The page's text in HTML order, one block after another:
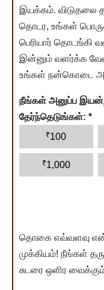
இயக்கம்.
தொடர, உங்கள்
பெரியார் தொடங்கி
இன்னும் வளர்க்க
உங்கள் நன்கொடை
நீங்கள் அனுப்ப
தேர்ந்தெடுங்கள்: *
₹100
₹1,000
தொகை எவ்வளவு
முக்கியம்! நீங்கள்
சுடரை ஒளிர